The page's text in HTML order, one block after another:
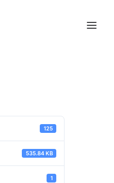
125
535.84 KB
1